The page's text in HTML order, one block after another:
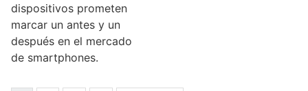
dispositivos prometen
marcar un antes y un
después en el mercado
de smartphones.